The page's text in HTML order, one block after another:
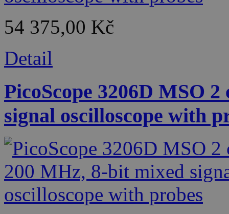
54 375,00 Kč
Detail
PicoScope 3206D MSO
signal oscilloscope with